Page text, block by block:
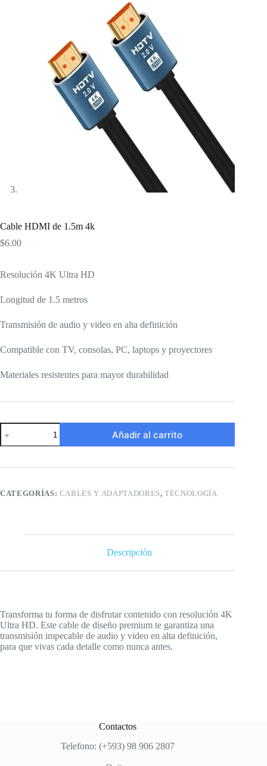
Cable HDMI de 1.5m 4k
$6.00
Resolución 4K Ultra HD
Longitud de 1.5 metros
Transmisión de audio y video en alta definición
Compatible con TV, consolas, PC, laptops y proyectores
Materiales resistentes para mayor durabilidad
Cable
HDMI
de
4k
Añadir al carrito
CATEGORÍAS: CABLES Y ADAPTADORES,TECNOLOGÍA
Descripción
Transforma tu forma de disfrutar contenido con resolución 4K
Ultra HD. Este cable de diseño premium te garantiza una
transmisión impecable de audio y video en alta definición,
para que vivas cada detalle como nunca antes.
Contactos
Telefono: (+593) 98 906 2807